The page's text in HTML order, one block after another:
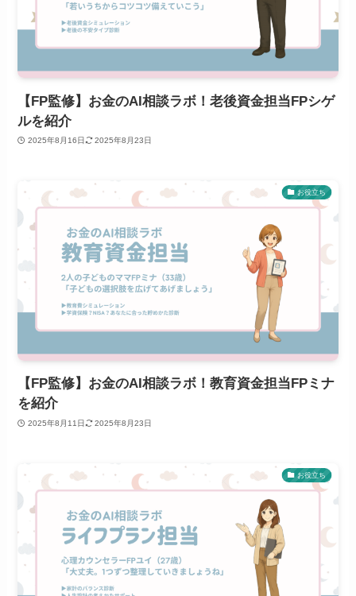
【FP監修】お金のAI相談ラボ！老後資金担当FPシゲ
ルを紹介
2025年8月16日 2025年8月23日
お役立ち
【FP監修】お金のAI相談ラボ！教育資金担当FPミナ
を紹介
2025年8月11日 2025年8月23日
お役立ち